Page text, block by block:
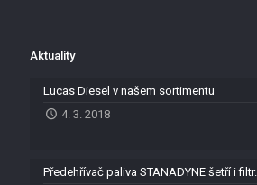
Aktuality
Lucas Diesel v našem sortimentu
4. 3. 2018
Předehřívač paliva STANADYNE šetří i filtr.